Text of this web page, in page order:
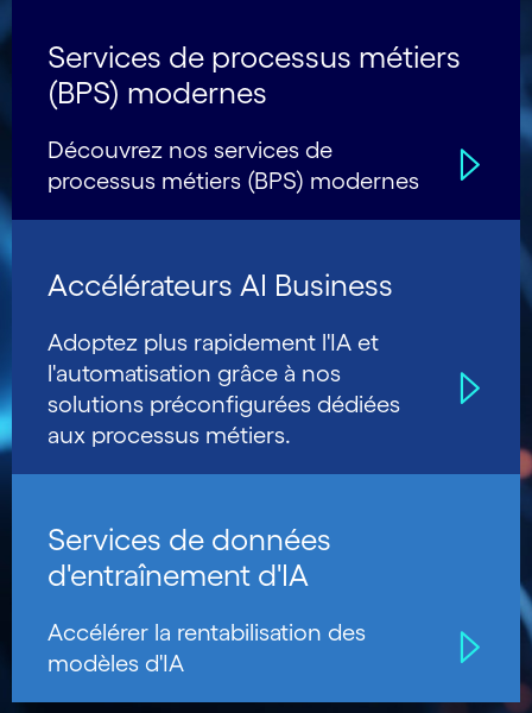
Services de processus métiers
(BPS) modernes
Découvrez nos services de
processus métiers (BPS) modernes
Accélérateurs AI Business
Adoptez plus rapidement l'IA et
l'automatisation grâce à nos
solutions préconfigurées dédiées
aux processus métiers.
Services de données
d'entraînement d'IA
Accélérer la rentabilisation des
modèles d'IA